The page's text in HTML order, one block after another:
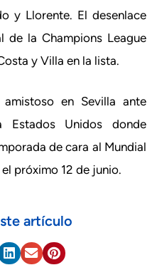
y Llorente. El desenlace
la Champions League
y Villa en la lista.
en Sevilla ante
Unidos donde
de cara al Mundial
próximo 12 de junio.
artículo